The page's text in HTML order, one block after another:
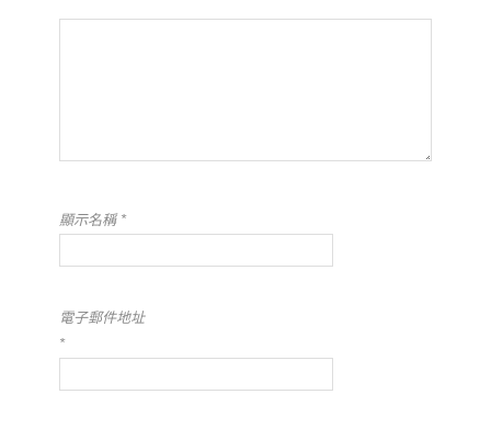
顯示名稱 *
電子郵件地址
*